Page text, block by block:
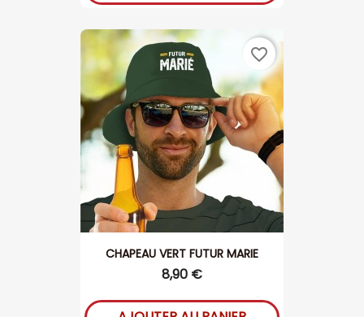
CHAPEAU VERT FUTUR MARIE
8,90 €
favorite_border